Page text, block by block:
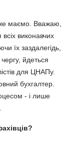
маємо. Вважаю,
виконавчих
їх заздалегідь,
йдеться
для ЦНАПу.
бухгалтер.
- і лише